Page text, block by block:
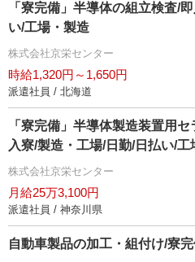
「寮完備」半導体の組立検査/
い/工場・製造
株式会社京栄センター
時給1,320円～1,650円
派遣社員 / 北海道
「寮完備」半導体製造装置用
入寮/製造・工場/日勤/日払い/工
株式会社京栄センター
月給25万3,100円
派遣社員 / 神奈川県
自動車製品の加工・組付け/寮